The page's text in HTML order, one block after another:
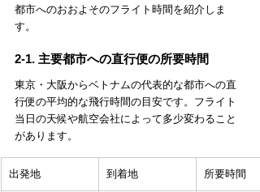
都市へのおおよそのフライト時間を紹介しま
す。
2-1. 主要都市への直行便の所要時間
東京・大阪からベトナムの代表的な都市への直
行便の平均的な飛行時間の目安です。フライト
当日の天候や航空会社によって多少変わること
があります。
出発地 到着地 所要時間